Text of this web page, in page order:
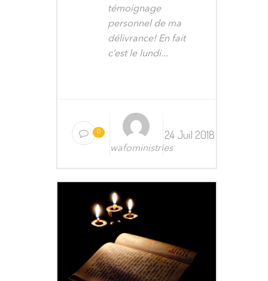
témoignage
personnel de ma
délivrance! En fait
c’est le lundi...
0
wafoministries
24 Juil 2018